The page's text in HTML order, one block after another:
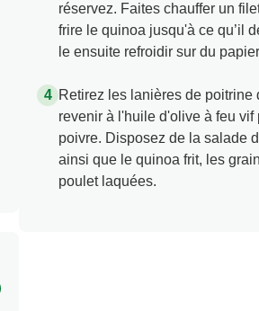
réservez. Faites chauffer un
frire le quinoa jusqu'à ce qu’il
le ensuite refroidir sur du
Retirez les lanières de
revenir à l'huile d'olive à feu
poivre. Disposez de la salade
ainsi que le quinoa frit, les
poulet laquées.